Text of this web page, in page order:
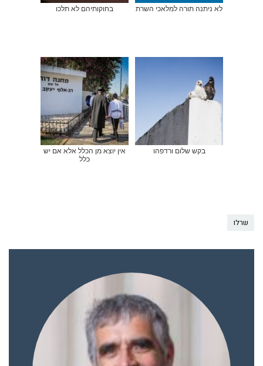
לא ניתנה תורה למלאכי השרת בחוקותיהם לא תלכו
בקש שלום ורדפהו
אין יוצא מן הכלל אלא אם יש
כלל
שרלו